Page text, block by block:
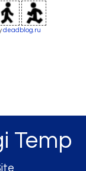
deadblog.ru
Temp